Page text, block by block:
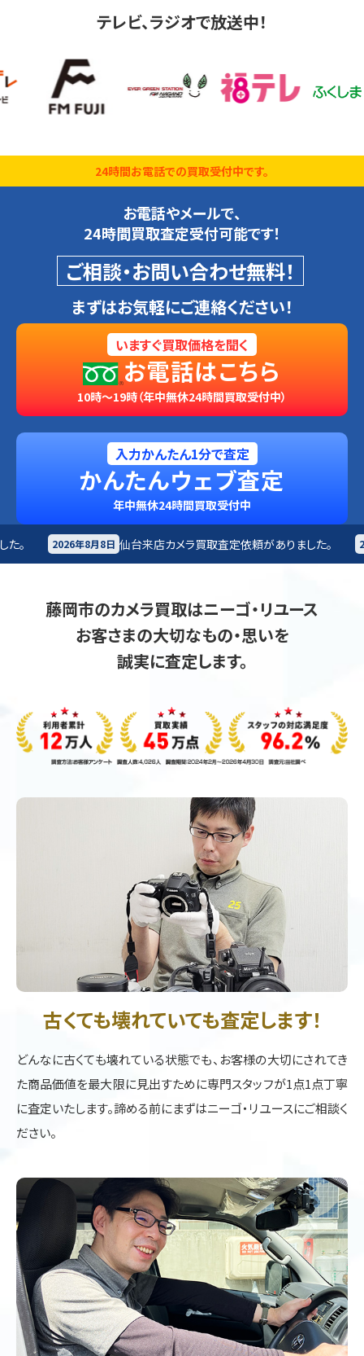
テレビ、ラジオで放送中！
24時間お電話での買取受付中です。
お電話やメールで、
24時間買取査定受付可能です！
ご相談・お問い合わせ無料！
まずはお気軽にご連絡ください！
いますぐ買取価格を聞く
お電話はこちら
10時～19時（年中無休24時間買取受付中）
入力かんたん1分で査定
かんたんウェブ査定
年中無休24時間買取受付中
仙台来店 カメラ買取査定依頼がありました。 2026年8月8日 札幌市
藤岡市のカメラ買取はニーゴ・リユース
お客さまの大切なもの・思いを
誠実に査定します。
古くても壊れていても査定します！
どんなに古くても壊れている状態でも、お客様の大切にされてき
た商品価値を最大限に見出すために専門スタッフが1点1点丁寧
に査定いたします。諦める前にまずはニーゴ・リユースにご相談く
ださい。